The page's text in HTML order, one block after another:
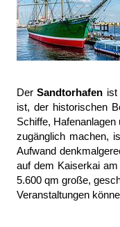
DerSandtorhafen ist
ist, der historischen
Schiffe,
zugänglich machen,
Aufwand
auf dem Kaiserkai
5.600 qm große,
Veranstaltungen